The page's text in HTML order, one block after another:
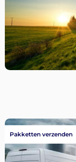
Pakketten verzenden